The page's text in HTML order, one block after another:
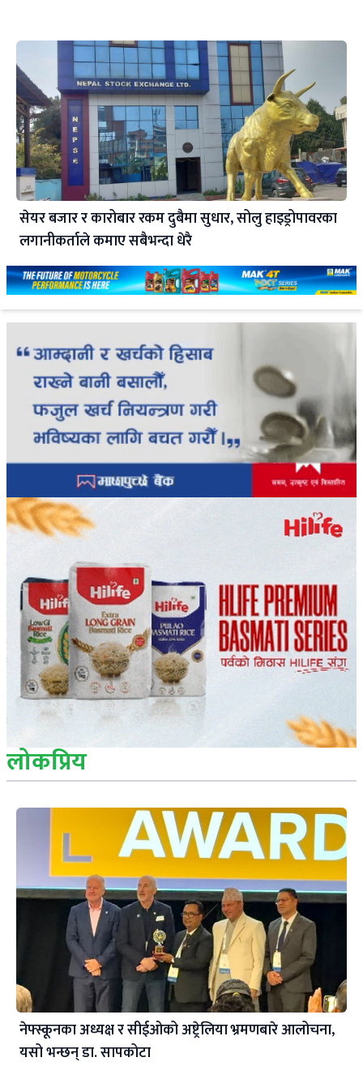
सेयर बजार र कारोबार रकम दुबैमा सुधार, सोलु हाइड्रोपावरका
लगानीकर्ताले कमाए सबैभन्दा धेरै
लोकप्रिय
नेफ्स्कूनका अध्यक्ष र सीईओको अष्ट्रेलिया भ्रमणबारे आलोचना,
यसो भन्छन् डा‍. सापकोटा